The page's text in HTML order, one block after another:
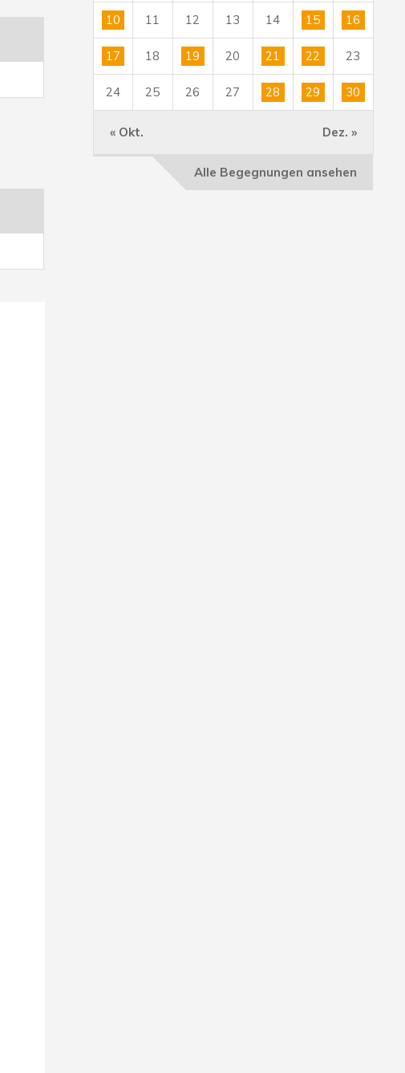
« Okt. Dez. »
10 11 12 13 14 15 16
17 18 19 20 21 22 23
24 25 26 27 28 29 30
Alle Begegnungen ansehen